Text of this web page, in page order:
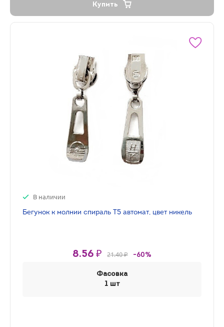
Купить
В наличии
Бегунок к молнии спираль Т5 автомат, цвет никель
8.56 ₽ 21.40 ₽ -60%
Фасовка
1 шт